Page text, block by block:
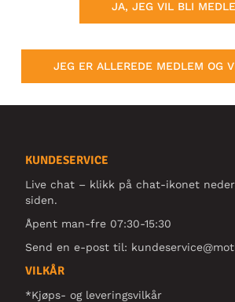
JA, JEG VIL BLI
JEG ER ALLEREDE MEDLEM OG
KUNDESERVICE
Live chat – klikk på chat-ikonet
siden.
Åpent man-fre 07:30-15:30
Send en e-post til:
VILKÅR
*Kjøps- og leveringsvilkår